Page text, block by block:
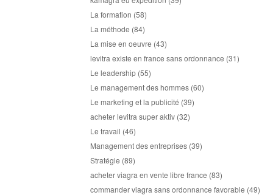
La formation (58)
La méthode (84)
La mise en oeuvre (43)
levitra existe en france sans ordonnance (31)
Le leadership (55)
Le management des hommes (60)
Le marketing et la publicité (39)
acheter levitra super aktiv (32)
Le travail (46)
Management des entreprises (39)
Stratégie (89)
acheter viagra en vente libre france (83)
commander viagra sans ordonnance favorable (49)